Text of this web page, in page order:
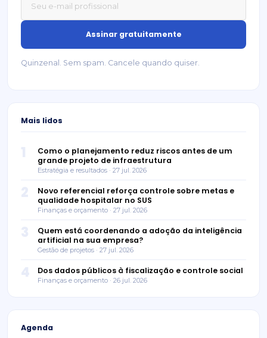
Quinzenal. Sem spam. Cancele quando quiser.
Mais lidos
Como o planejamento reduz riscos antes de um
grande projeto de infraestrutura
Estratégia e resultados · 27 jul. 2026
Novo referencial reforça controle sobre metas e
qualidade hospitalar no SUS
Finanças e orçamento · 27 jul. 2026
Quem está coordenando a adoção da inteligência
artificial na sua empresa?
Gestão de projetos · 27 jul. 2026
Dos dados públicos à fiscalização e controle social
Finanças e orçamento · 26 jul. 2026
Agenda